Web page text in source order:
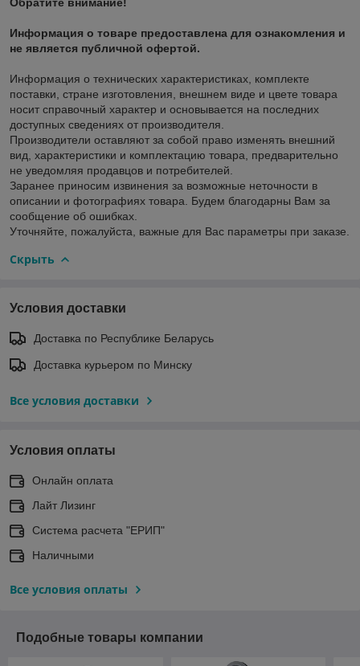
Информация о товаре предоставлена для ознакомления и
не является публичной офертой.
Информация о технических характеристиках, комплекте
поставки, стране изготовления, внешнем виде и цвете товара
носит справочный характер и основывается на последних
доступных сведениях от производителя.
Производители оставляют за собой право изменять внешний
вид, характеристики и комплектацию товара, предварительно
не уведомляя продавцов и потребителей.
Заранее приносим извинения за возможные неточности в
описании и фотографиях товара. Будем благодарны Вам за
сообщение об ошибках.
Уточняйте, пожалуйста, важные для Вас параметры при заказе.
Скрыть
Условия доставки
Доставка по Республике Беларусь
Доставка курьером по Минску
Все условия доставки
Условия оплаты
Онлайн оплата
Лайт Лизинг
Система расчета "ЕРИП"
Наличными
Все условия оплаты
Подобные товары компании